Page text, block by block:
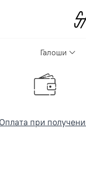
Галоши
Оплата при